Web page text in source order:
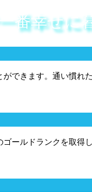
番幸せに
できます。通い慣
ールドランクを取得